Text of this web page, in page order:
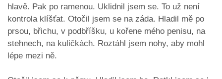
hlavě. Pak po ramenou. Uklidnil jsem se. To už není
kontrola klíšťat. Otočil jsem se na záda. Hladil mě po
prsou, břichu, v podbříšku, u kořene mého penisu, na
stehnech, na kuličkách. Roztáhl jsem nohy, aby mohl
lépe mezi ně.